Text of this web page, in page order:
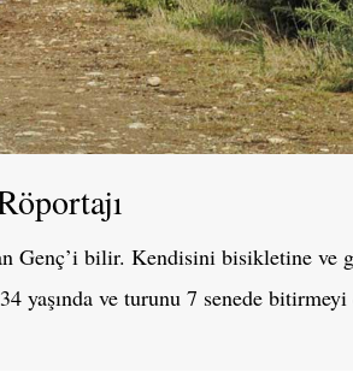
bilir. Kendisini bisikletine ve
yaşında ve turunu 7 senede